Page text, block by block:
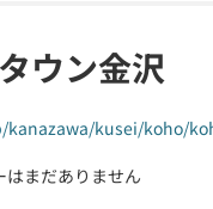
ウン金沢
kusei/koho/
はまだありません